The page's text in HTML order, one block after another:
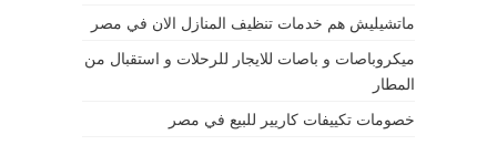
ماتشيليش هم خدمات تنظيف المنازل الان في مصر
ميكروباصات و باصات للايجار للرحلات و استقبال من
المطار
خصومات تكييفات كاريير للبيع في مصر